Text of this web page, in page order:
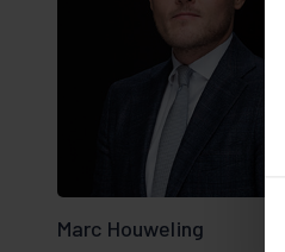
Marc Houweling